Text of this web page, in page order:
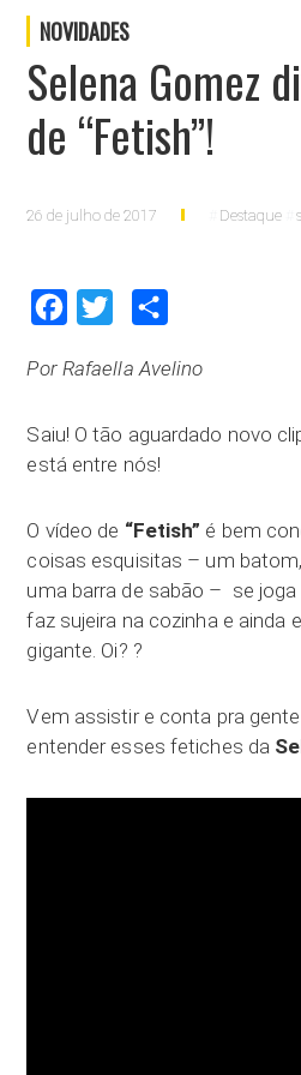
NOVIDADES
Selena Gomez
de “Fetish”!
26 de julho de 2017 Destaque
Facebook Twitter
Por Rafaella Avelino
Saiu! O tão aguardado novo
está entre nós!
O vídeo de “Fetish” é bem
coisas esquisitas – um
uma barra de sabão – se
faz sujeira na cozinha e ainda
gigante. Oi? ?
Vem assistir e conta pra
entender esses fetiches da